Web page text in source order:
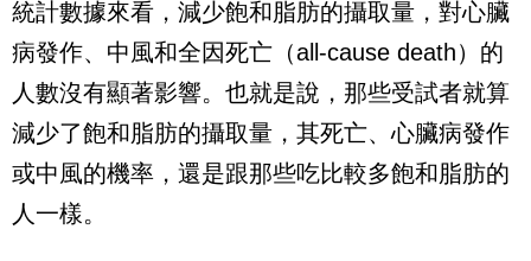
統計數據來看，減少飽和脂肪的攝取量，對心臟
病發作、中風和全因死亡（all-cause death）的
人數沒有顯著影響。也就是說，那些受試者就算
減少了飽和脂肪的攝取量，其死亡、心臟病發作
或中風的機率，還是跟那些吃比較多飽和脂肪的
人一樣。